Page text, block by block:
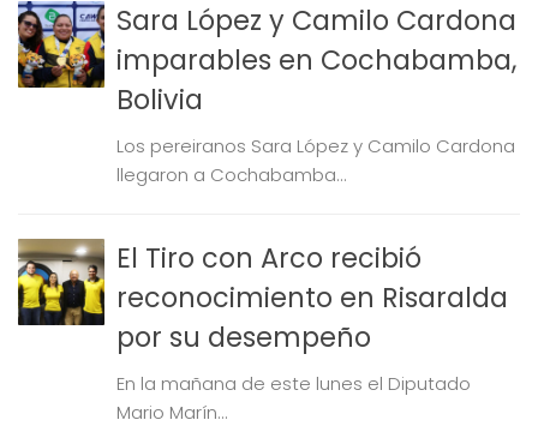
Sara López y Camilo Cardona
imparables en Cochabamba,
Bolivia
Los pereiranos Sara López y Camilo Cardona
llegaron a Cochabamba...
El Tiro con Arco recibió
reconocimiento en Risaralda
por su desempeño
En la mañana de este lunes el Diputado
Mario Marín...